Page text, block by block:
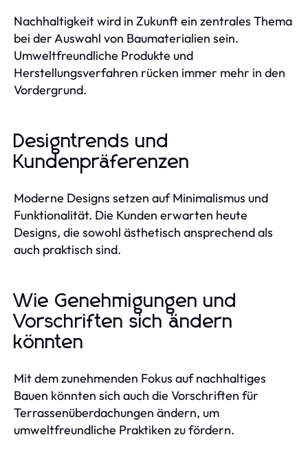
Nachhaltigkeit wird in Zukunft ein zentrales Thema
bei der Auswahl von Baumaterialien sein.
Umweltfreundliche Produkte und
Herstellungsverfahren rücken immer mehr in den
Vordergrund.
Designtrends und
Kundenpräferenzen
Moderne Designs setzen auf Minimalismus und
Funktionalität. Die Kunden erwarten heute
Designs, die sowohl ästhetisch ansprechend als
auch praktisch sind.
Wie Genehmigungen und
Vorschriften sich ändern
könnten
Mit dem zunehmenden Fokus auf nachhaltiges
Bauen könnten sich auch die Vorschriften für
Terrassenüberdachungen ändern, um
umweltfreundliche Praktiken zu fördern.